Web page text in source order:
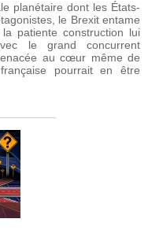
planétaire dont les États-
le Brexit entame
patiente construction lui
le grand concurrent
au cœur même de
pourrait en être